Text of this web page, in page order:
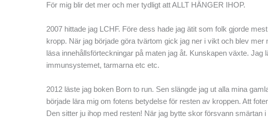
För mig blir det mer och mer tydligt att ALLT HÄNGER IHOP.
2007 hittade jag LCHF. Före dess hade jag ätit som folk gjorde
kropp. När jag började göra tvärtom gick jag ner i vikt och blev
läsa innehållsförteckningar på maten jag åt. Kunskapen växte. Jag
immunsystemet, tarmarna etc etc.
2012 läste jag boken Born to run. Sen slängde jag ut alla mina
började lära mig om fotens betydelse för resten av kroppen. Att
Den sitter ju ihop med resten! När jag bytte skor försvann smärtan